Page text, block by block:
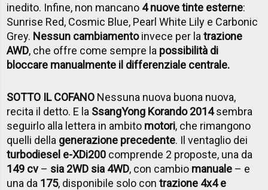
inedito. Infine, non mancano 4 nuove tinte esterne:
Sunrise Red, Cosmic Blue, Pearl White Lily e Carbonic
Grey. Nessun cambiamentoinvece per latrazione
AWD, che offre come sempre la possibilità di
bloccare manualmente il differenziale centrale.
SOTTO IL COFANO Nessuna nuova buona nuova,
recita il detto. E la SsangYong Korando 2014sembra
seguirlo alla lettera in ambito motori, che rimangono
quelli della generazione precedente. Il ventaglio dei
turbodiesel e-XDi200 comprende 2 proposte, una da
149 cv– sia 2WD sia 4WD, con cambio manuale – e
una da 175, disponibile solo contrazione 4x4 e